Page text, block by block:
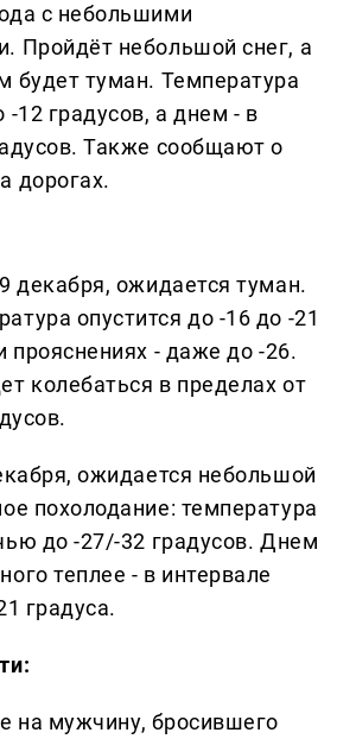
с небольшими
Пройдёт небольшой снег, а
будет туман. Температура
-12 градусов, а днем - в
Также сообщают о
дорогах.
декабря, ожидается туман.
опустится до -16 до -21
прояснениях - даже до -26.
колебаться в пределах от
ожидается небольшой
похолодание: температура
до -27/-32 градусов. Днем
теплее - в интервале
градуса.
на мужчину, бросившего